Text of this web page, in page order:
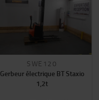
SWE120
Gerbeur électrique BT Staxio
1,2t